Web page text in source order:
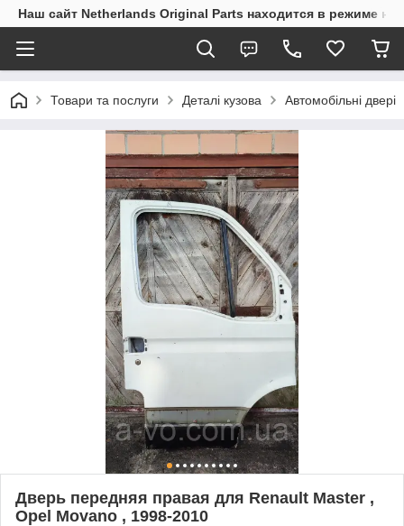
Наш сайт Netherlands Original Parts находится в режиме
Товари та послуги Деталі кузова Автомобільні двері
Дверь передняя правая для Renault Master ,
Opel Movano , 1998-2010